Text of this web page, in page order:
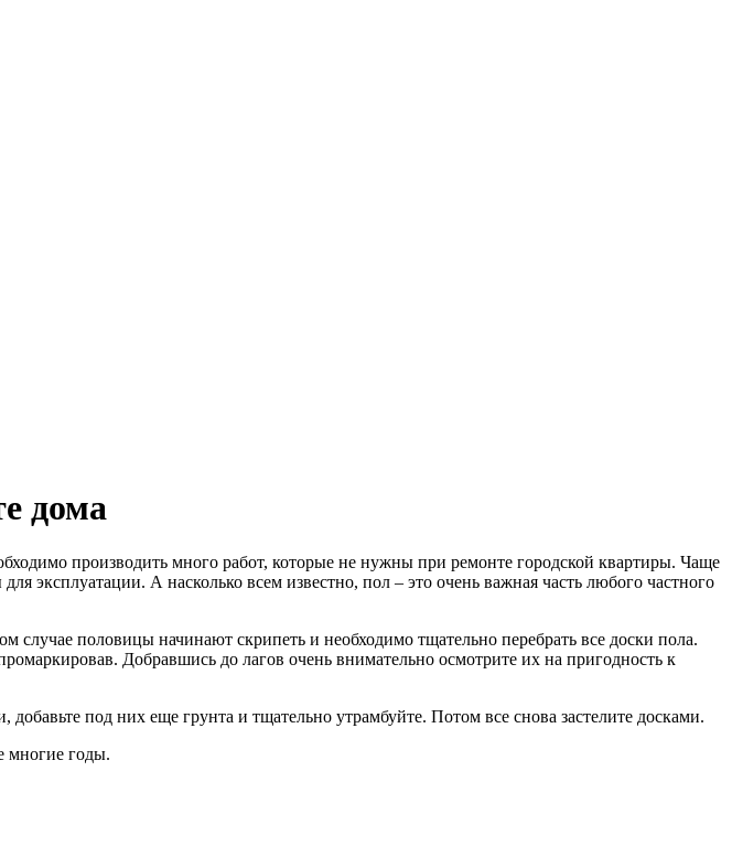
дома
производить много работ, которые не нужны при ремонте городской квартиры. Чаще
эксплуатации. А насколько всем известно, пол – это очень важная часть любого частного
случае половицы начинают скрипеть и необходимо тщательно перебрать все доски пола.
Добравшись до лагов очень внимательно осмотрите их на пригодность к
под них еще грунта и тщательно утрамбуйте. Потом все снова застелите досками.
многие годы.